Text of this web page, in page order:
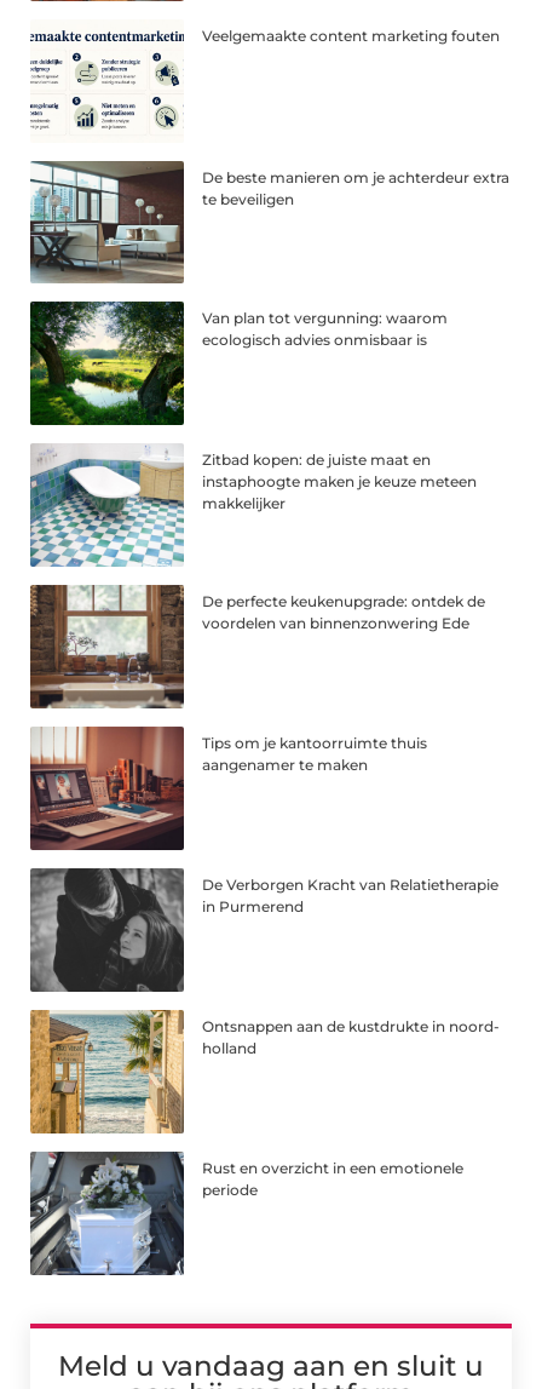
Veelgemaakte content marketing fouten
De beste manieren om je achterdeur extra
te beveiligen
Van plan tot vergunning: waarom
ecologisch advies onmisbaar is
Zitbad kopen: de juiste maat en
instaphoogte maken je keuze meteen
makkelijker
De perfecte keukenupgrade: ontdek de
voordelen van binnenzonwering Ede
Tips om je kantoorruimte thuis
aangenamer te maken
De Verborgen Kracht van Relatietherapie
in Purmerend
Ontsnappen aan de kustdrukte in noord-
holland
Rust en overzicht in een emotionele
periode
Meld u vandaag aan en sluit u